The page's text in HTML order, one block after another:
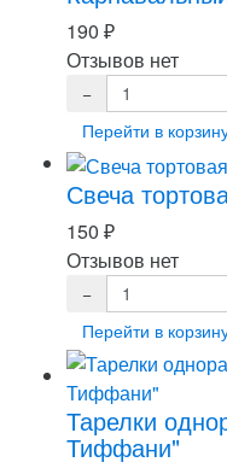
190 ₽
Отзывов нет
Перейти в
Свеча
150 ₽
Отзывов нет
Перейти в
Тарелки
Тиффани"